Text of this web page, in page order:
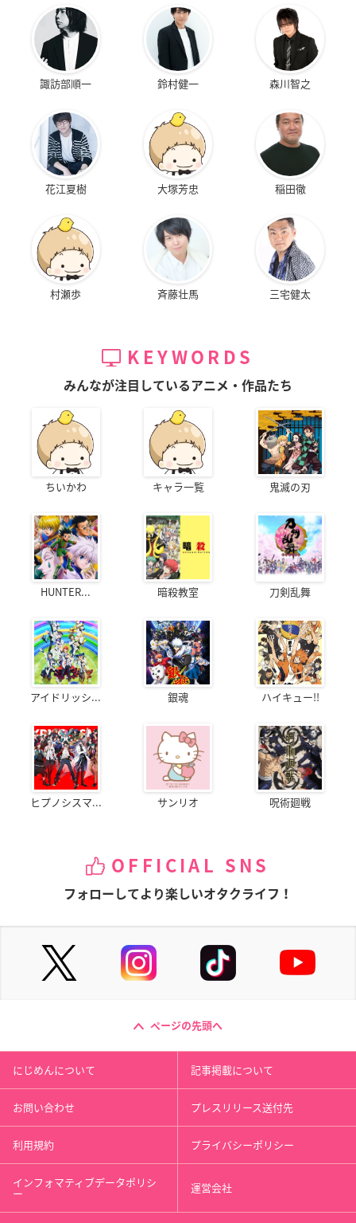
諏訪部順一 鈴村健一 森川智之
花江夏樹 大塚芳忠 稲田徹
村瀬歩 斉藤壮馬 三宅健太
KEYWORDS
みんなが注目しているアニメ・作品たち
ちいかわ キャラ一覧 鬼滅の刃
HUNTER... 暗殺教室 刀剣乱舞
アイドリッシ... 銀魂 ハイキュー!!
ヒプノシスマ... サンリオ 呪術廻戦
OFFICIAL SNS
フォローしてより楽しいオタクライフ！
ページの先頭へ
にじめんについて 記事掲載について
お問い合わせ プレスリリース送付先
利用規約 プライバシーポリシー
インフォマティブデータポリシ
ー 運営会社